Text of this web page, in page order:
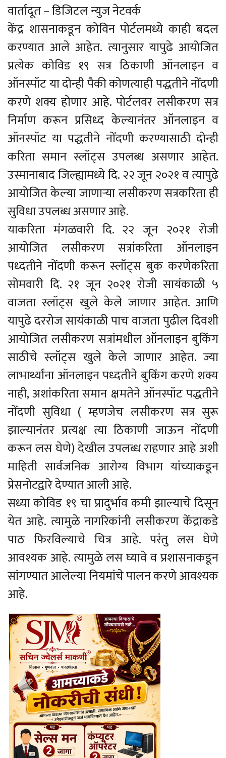
वार्तादूत – डिजिटल न्युज नेटवर्क
केंद्र शासनाकडून कोविन पोर्टलमध्ये काही बदल
करण्यात आले आहेत. त्यानुसार यापुढे आयोजित
प्रत्येक कोविड १९ सत्र ठिकाणी ऑनलाइन व
ऑनस्पॉट या दोन्ही पैकी कोणत्याही पद्धतीने नोंदणी
करणे शक्य होणार आहे. पोर्टलवर लसीकरण सत्र
निर्माण करून प्रसिध्द केल्यानंतर ऑनलाइन व
ऑनस्पॉट या पद्धतीने नोंदणी करण्यासाठी दोन्ही
करिता समान स्लॉट्स उपलब्ध असणार आहेत.
उस्मानाबाद जिल्ह्यामध्ये दि. २२ जून २०२१ व त्यापुढे
आयोजित केल्या जाणाऱ्या लसीकरण सत्रकरिता ही
सुविधा उपलब्ध असणार आहे.
याकरिता मंगळवारी दि. २२ जून २०२१ रोजी
आयोजित लसीकरण सत्रांकरिता ऑनलाइन
पध्दतीने नोंदणी करून स्लॉट्स बुक करणेकरिता
सोमवारी दि. २१ जून २०२१ रोजी सायंकाळी ५
वाजता स्लॉट्स खुले केले जाणार आहेत. आणि
यापुढे दररोज सायंकाळी पाच वाजता पुढील दिवशी
आयोजित लसीकरण सत्रांमधील ऑनलाइन बुकिंग
साठीचे स्लॉट्स खुले केले जाणार आहेत. ज्या
लाभार्थ्यांना ऑनलाइन पध्दतीने बुकिंग करणे शक्य
नाही, अशांकरिता समान क्षमतेने ऑनस्पॉट पद्धतीने
नोंदणी सुविधा ( म्हणजेच लसीकरण सत्र सुरू
झाल्यानंतर प्रत्यक्ष त्या ठिकाणी जाऊन नोंदणी
करून लस घेणे) देखील उपलब्ध राहणार आहे अशी
माहिती सार्वजनिक आरोग्य विभाग यांच्याकडून
प्रेसनोटद्वारे देण्यात आली आहे.
सध्या कोविड १९ चा प्रादुर्भाव कमी झाल्याचे दिसून
येत आहे. त्यामुळे नागरिकांनी लसीकरण केंद्राकडे
पाठ फिरविल्याचे चित्र आहे. परंतु लस घेणे
आवश्यक आहे. त्यामुळे लस घ्यावे व प्रशासनाकडून
सांगण्यात आलेल्या नियमांचे पालन करणे आवश्यक
आहे.